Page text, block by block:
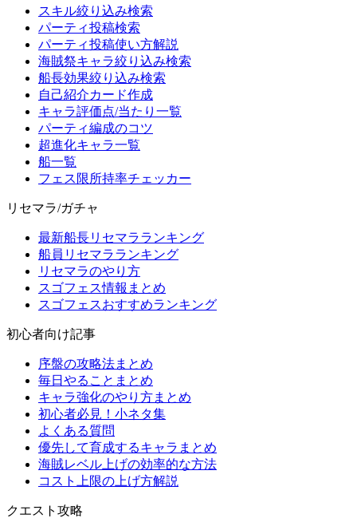
スキル絞り込み検索
パーティ投稿検索
パーティ投稿使い方解説
海賊祭キャラ絞り込み検索
船長効果絞り込み検索
自己紹介カード作成
キャラ評価点/当たり一覧
パーティ編成のコツ
超進化キャラ一覧
船一覧
フェス限所持率チェッカー
リセマラ/ガチャ
最新船長リセマラランキング
船員リセマラランキング
リセマラのやり方
スゴフェス情報まとめ
スゴフェスおすすめランキング
初心者向け記事
序盤の攻略法まとめ
毎日やることまとめ
キャラ強化のやり方まとめ
初心者必見！小ネタ集
よくある質問
優先して育成するキャラまとめ
海賊レベル上げの効率的な方法
コスト上限の上げ方解説
クエスト攻略